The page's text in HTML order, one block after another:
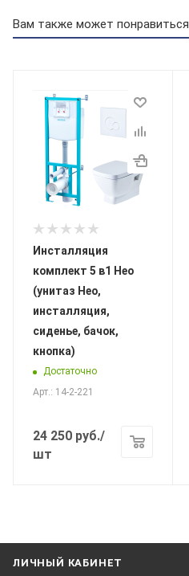
Вам также может понравиться
Инсталляция
комплект 5 в1 Нео
(унитаз Нео,
инсталляция,
сиденье, бачок,
кнопка)
Достаточно
Арт.: 14-2-221
24 250 руб./
шт
ЛИЧНЫЙ КАБИНЕТ